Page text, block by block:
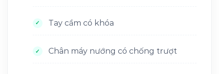
Tay cầm có khóa
Chân máy nướng có chống trượt